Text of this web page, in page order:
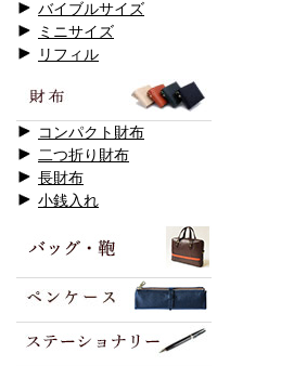
バイブルサイズ
ミニサイズ
リフィル
コンパクト財布
二つ折り財布
長財布
小銭入れ